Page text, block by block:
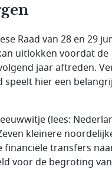
Raad van 28 en 29
uitlokken voordat de
jaar aftreden.
speelt hier een
(lees:
kleinere
financiële transfers
voor de begroting van